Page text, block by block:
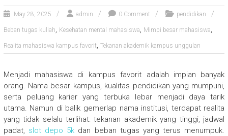
May 28, 2025 admin 0 Comment pendidikan
Beban tugas kuliah, Kesehatan mental mahasiswa, Mimpi besar mahasiswa,
Realita mahasiswa kampus favorit, Tekanan akademik kampus unggulan
Menjadi mahasiswa di kampus favorit adalah impian banyak
orang. Nama besar kampus, kualitas pendidikan yang mumpuni,
serta peluang karier yang terbuka lebar menjadi daya tarik
utama. Namun di balik gemerlap nama institusi, terdapat realita
yang tidak selalu terlihat: tekanan akademik yang tinggi, jadwal
padat, slot depo 5k dan beban tugas yang terus menumpuk.